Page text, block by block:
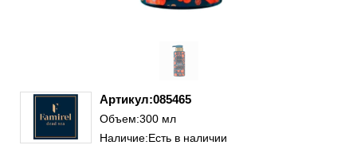
Артикул:085465
Объем:300 мл
Наличие:Есть в наличии